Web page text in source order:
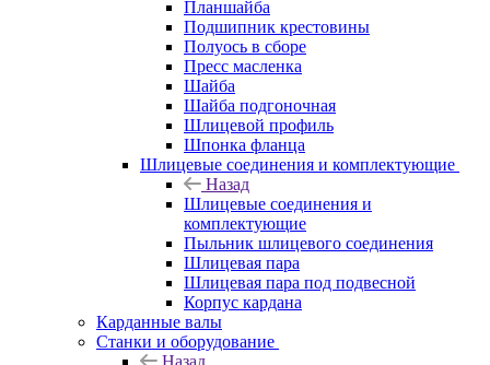
Планшайба
Подшипник крестовины
Полуось в сборе
Пресс масленка
Шайба
Шайба подгоночная
Шлицевой профиль
Шпонка фланца
Шлицевые соединения и комплектующие
Назад
Шлицевые соединения и
комплектующие
Пыльник шлицевого соединения
Шлицевая пара
Шлицевая пара под подвесной
Корпус кардана
Карданные валы
Станки и оборудование
Назад